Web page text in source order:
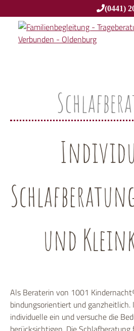
(0441)
und
Als Beraterin von 1001
bindungsorientiert und ganzheitlich.
individuelle ein und versuche die